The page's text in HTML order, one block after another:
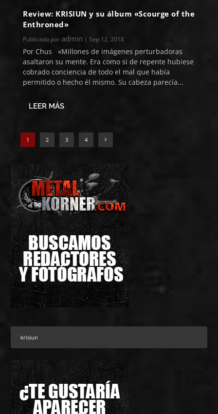
Review: KRISIUN y su álbum «Scourge of the
Enthroned»
Publicado poradmin |Sep 12, 2018
Por Chus «Millones de imágenes perturbadoras
asaltaron su mente. Era como si de repente hubiese
cobrado conciencia de todo el mal que había
permitido o hecho él mismo. Su cabeza parecía...
LEER MÁS
1 2 3 4